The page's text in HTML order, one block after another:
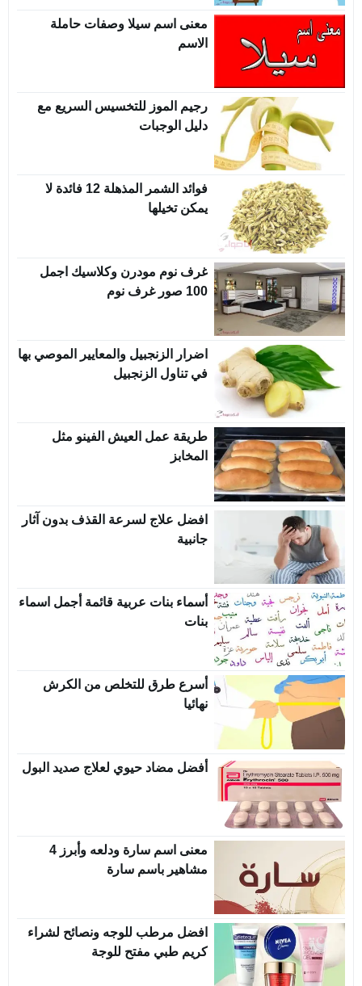
معنى اسم سيلا وصفات حاملة
الاسم
رجيم الموز للتخسيس السريع مع
دليل الوجبات
فوائد الشمر المذهلة 12 فائدة لا
يمكن تخيلها
غرف نوم مودرن وكلاسيك اجمل
100 صور غرف نوم
اضرار الزنجبيل والمعايير الموصي بها
في تناول الزنجبيل
طريقة عمل العيش الفينو مثل
المخابز
افضل علاج لسرعة القذف بدون آثار
جانبية
أسماء بنات عربية قائمة أجمل اسماء
بنات
أسرع طرق للتخلص من الكرش
نهائيا
أفضل مضاد حيوي لعلاج صديد البول
معنى اسم سارة ودلعه وأبرز 4
مشاهير باسم سارة
افضل مرطب للوجه ونصائح لشراء
كريم طبي مفتح للوجة